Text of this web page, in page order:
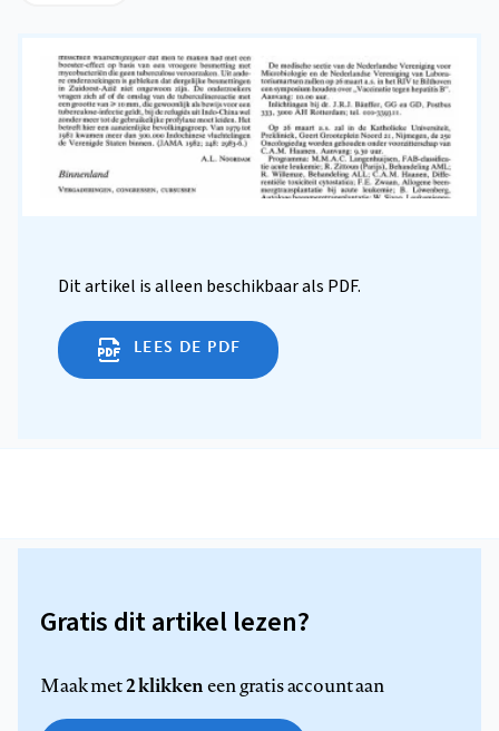
Dit artikel is alleen beschikbaar als PDF.
LEES DE PDF
Gratis dit artikel lezen?
Maak met2 klikkeneen gratis account aan